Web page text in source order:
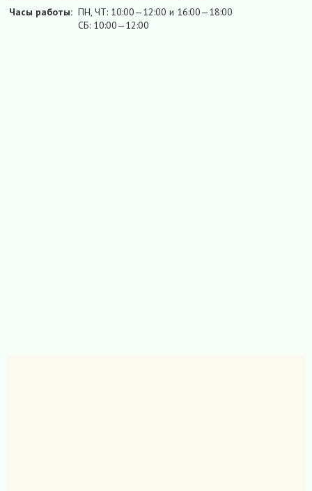
Часы работы: ПН, ЧТ: 10:00—12:00 и 16:00—18:00
СБ: 10:00—12:00